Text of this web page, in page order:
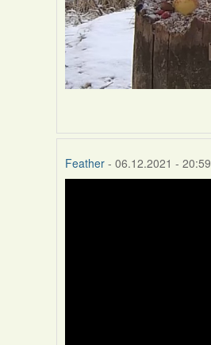
Feather - 06.12.2021 - 20:59